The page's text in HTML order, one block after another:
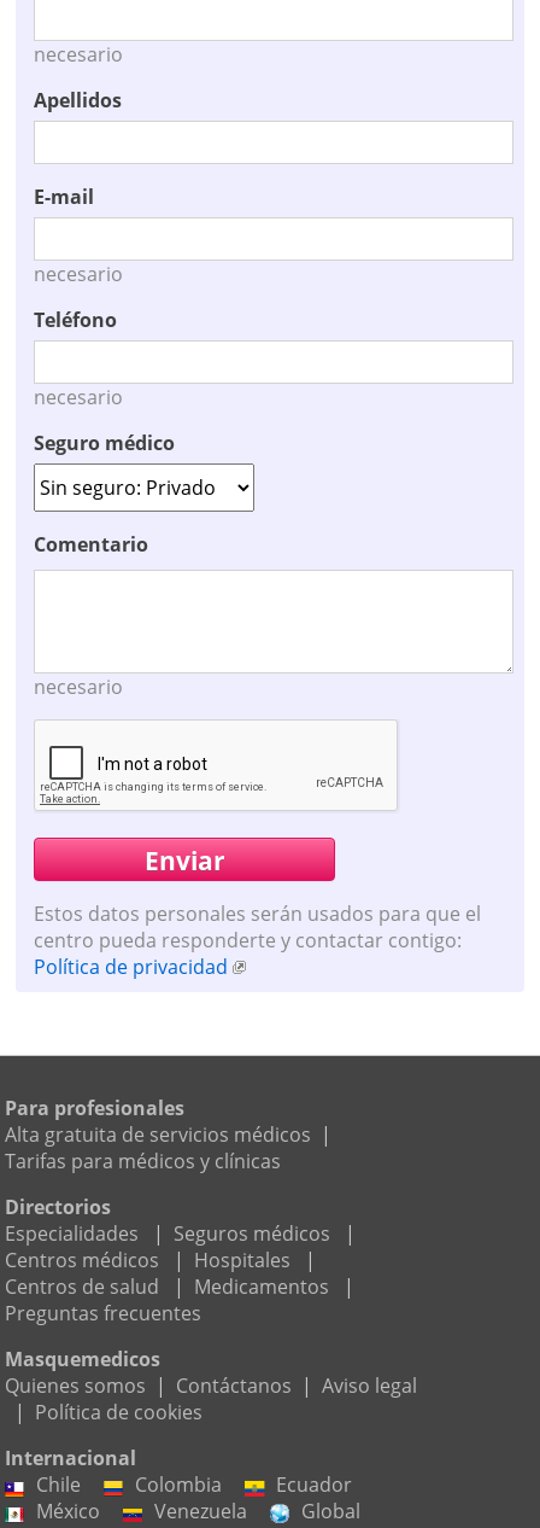
necesario
Apellidos
E-mail
necesario
Teléfono
necesario
Seguro médico
Comentario
necesario
Estos datos personales serán usados para que el
centro pueda responderte y contactar contigo:
Política de privacidad
Para profesionales
Alta gratuita de servicios médicos |
Tarifas para médicos y clínicas
Directorios
Especialidades
| Seguros médicos
|
Centros médicos
| Hospitales
|
Centros de salud
| Medicamentos
|
Preguntas frecuentes
Masquemedicos
Quienes somos | Contáctanos | Aviso legal
| Política de cookies
Internacional
Chile
Colombia
Ecuador
México
Venezuela Global